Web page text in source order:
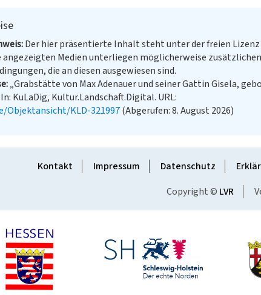
Der hier präsentierte Inhalt steht unter der freien Lizenz
angezeigten Medien unterliegen möglicherweise zusätzlichen
die an diesen ausgewiesen sind.
„Grabstätte von Max Adenauer und seiner Gattin Gisela,
KuLaDig, Kultur.Landschaft.Digital. URL:
Objektansicht/KLD-321997(Abgerufen: 8. August 2026)
Kontakt Impressum Datenschutz
Copyright © LVR